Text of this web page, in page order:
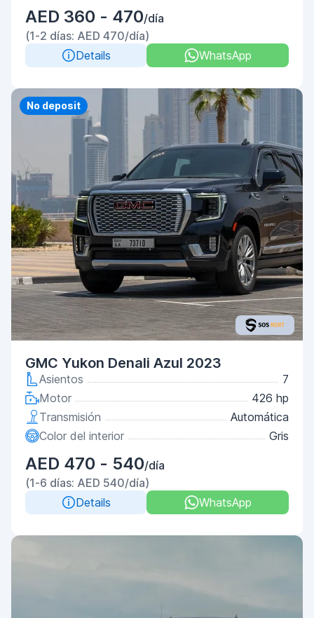
AED 360 - 470/día
(1-2 días: AED 470/día)
Details
WhatsApp
No deposit
GMC Yukon Denali Azul 2023
Asientos
7
Motor
426 hp
Transmisión
Automática
Color del interior
Gris
AED 470 - 540/día
(1-6 días: AED 540/día)
Details
WhatsApp